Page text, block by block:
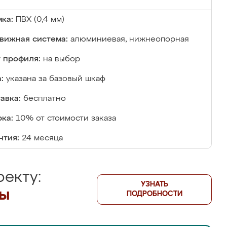
ПВХ (0,4 мм)
система: алюминиевая, нижнеопорная
профиля: на выбор
указана за базовый шкаф
бесплатно
10% от стоимости заказа
24 месяца
УЗНАТЬ
ПОДРОБНОСТИ